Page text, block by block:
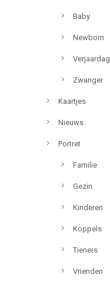
Baby
Newborn
Verjaardag
Zwanger
Kaartjes
Nieuws
Portret
Familie
Gezin
Kinderen
Koppels
Tieners
Vrienden